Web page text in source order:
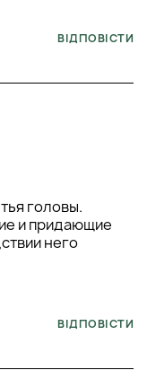
ВІДПОВІСТИ
головы.
и придающие
него
ВІДПОВІСТИ